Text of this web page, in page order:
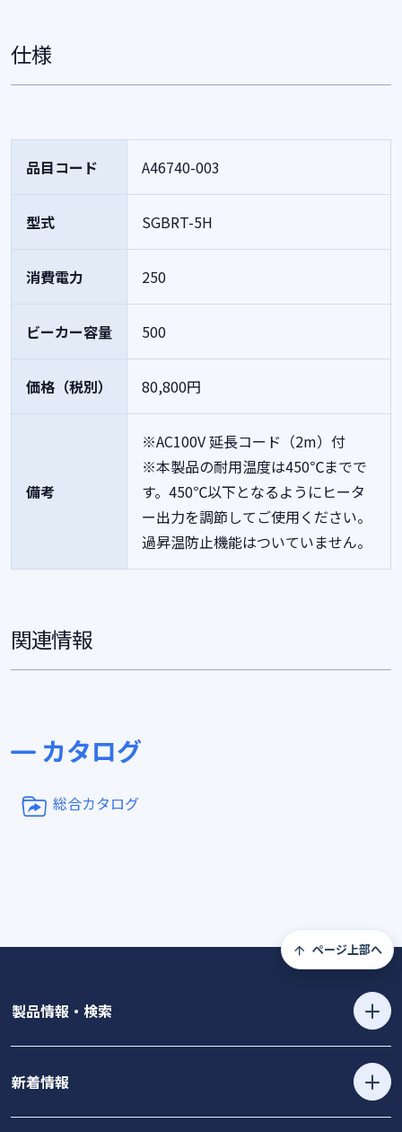
仕様
品目コード A46740-003
型式 SGBRT-5H
消費電力 250
ビーカー容量 500
価格（税別） 80,800円
備考
※AC100V 延長コード（2m）付
※本製品の耐用温度は450℃までで
す。450℃以下となるようにヒータ
ー出力を調節してご使用ください。
過昇温防止機能はついていません。
関連情報
カタログ
総合カタログ
ページ上部へ
製品情報・検索
新着情報